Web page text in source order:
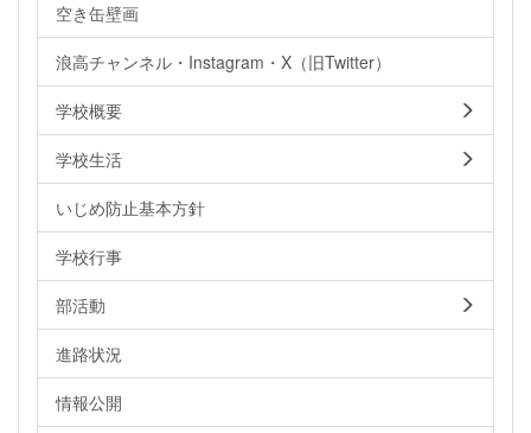
空き缶壁画
浪高チャンネル・Instagram・X（旧Twitter）
学校概要
学校生活
いじめ防止基本方針
学校行事
部活動
進路状況
情報公開